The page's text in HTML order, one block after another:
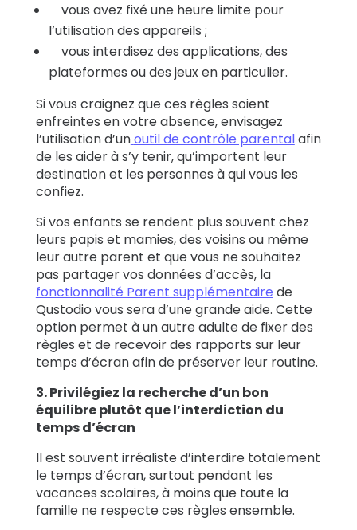
vous avez fixé une heure limite pour
l’utilisation des appareils ;
vous interdisez des applications, des
plateformes ou des jeux en particulier.
Si vous craignez que ces règles soient
enfreintes en votre absence, envisagez
l’utilisation d’unoutil de contrôle parentalafin
de les aider à s’y tenir, qu’importent leur
destination et les personnes à qui vous les
confiez.
Si vos enfants se rendent plus souvent chez
leurs papis et mamies, des voisins ou même
leur autre parent et que vous ne souhaitez
pas partager vos données d’accès, la
fonctionnalité Parent supplémentaire de
Qustodio vous sera d’une grande aide. Cette
option permet à un autre adulte de fixer des
règles et de recevoir des rapports sur leur
temps d’écran afin de préserver leur routine.
3. Privilégiez la recherche d’un bon
équilibre plutôt que l’interdiction du
temps d’écran
Il est souvent irréaliste d’interdire totalement
le temps d’écran, surtout pendant les
vacances scolaires, à moins que toute la
famille ne respecte ces règles ensemble.